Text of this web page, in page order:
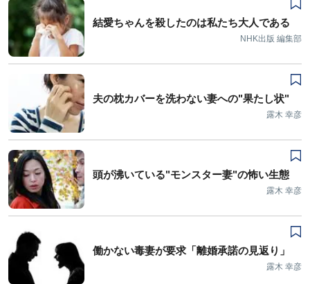
結愛ちゃんを殺したのは私たち大人である
NHK出版 編集部
夫の枕カバーを洗わない妻への"果たし状"
露木 幸彦
頭が沸いている"モンスター妻"の怖い生態
露木 幸彦
働かない毒妻が要求「離婚承諾の見返り」
露木 幸彦